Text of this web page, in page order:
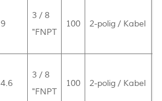
9
3 / 8
"FNPT
100 2-polig / Kabel
4.6
3 / 8
"FNPT
100 2-polig / Kabel